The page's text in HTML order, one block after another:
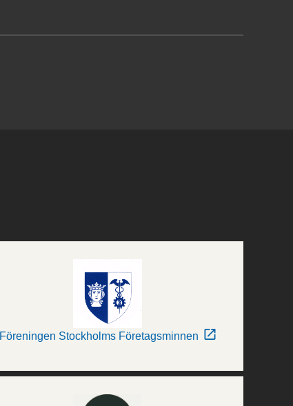
Föreningen Stockholms Företagsminnen